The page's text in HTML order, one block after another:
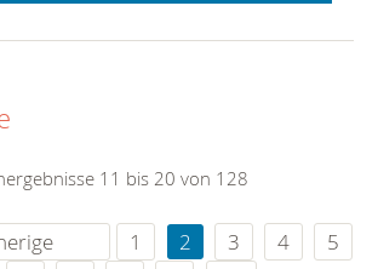
11 bis 20 von 128
1 2 3 4
5